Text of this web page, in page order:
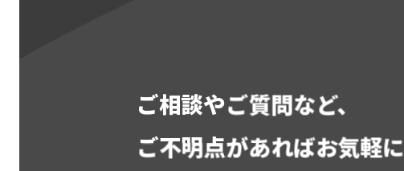
ご相談やご質問など、
ご不明点があればお気軽に